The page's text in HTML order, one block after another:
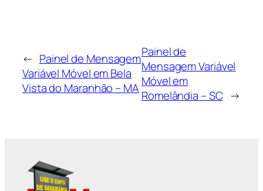
← Painel de Mensagem
Variável Móvel em Bela
Vista do Maranhão – MA
Painel de
Mensagem Variável
Móvel em
Romelândia – SC →